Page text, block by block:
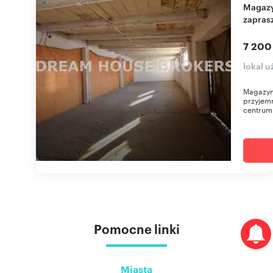
Magazyn 360 m² w Jasionce - dostępny od zaraz
7 200
lokal
Pomocne linki
Miasta